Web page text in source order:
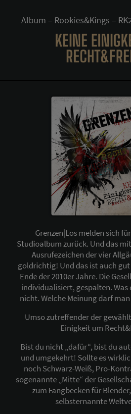
Album – Rookies&Kings –
KEINE
Grenzen|Los melden sich
Studioalbum zurück. Und das
Ausrufezeichen der vier
goldrichtig! Und das ist auch
Ende der 2010er Jahre. Die
individualisiert, gespalten. Was
nicht. Welche Meinung darf
Umso zutreffender der
Einigkeit um
Bist du nicht „dafür“, bist du
und umgekehrt! Sollte es
noch Schwarz-Weiß, Pro-
sogenannte „Mitte“ der
zum Fangbecken für
selbsternannte